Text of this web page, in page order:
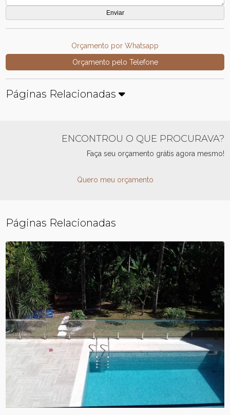
Orçamento por Whatsapp
Orçamento pelo Telefone
Páginas Relacionadas
ENCONTROU O QUE PROCURAVA?
Faça seu orçamento grátis agora mesmo!
Quero meu orçamento
Páginas Relacionadas